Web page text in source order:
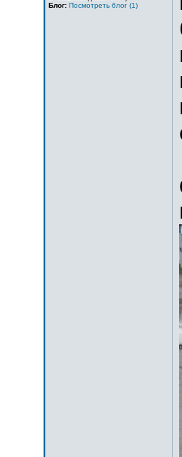
Блог: Посмотреть блог (1)